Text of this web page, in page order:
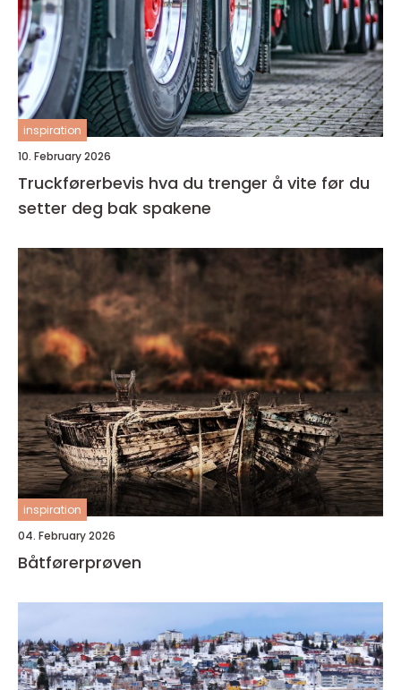
inspiration
10. February 2026
Truckførerbevis hva du trenger å vite før du
setter deg bak spakene
inspiration
04. February 2026
Båtførerprøven